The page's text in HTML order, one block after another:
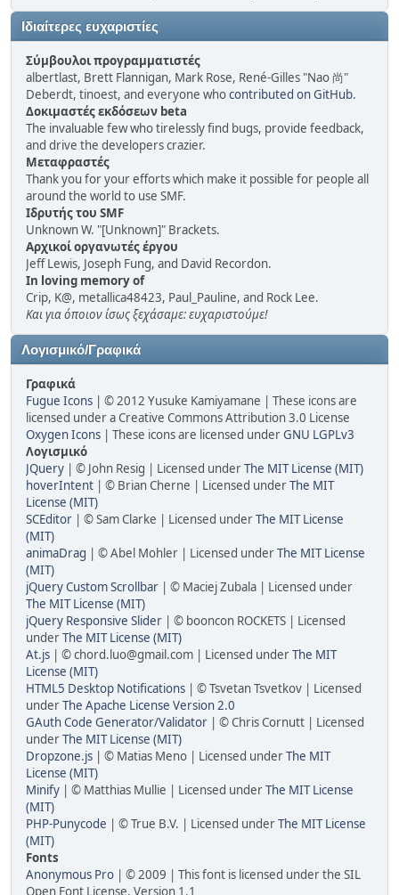
Ιδιαίτερες ευχαριστίες
Σύμβουλοι προγραμματιστές
albertlast, Brett Flannigan, Mark Rose, René-Gilles "Nao 尚"
Deberdt, tinoest, and everyone whocontributed on GitHub.
Δοκιμαστές εκδόσεων beta
The invaluable few who tirelessly find bugs, provide feedback,
and drive the developers crazier.
Μεταφραστές
Thank you for your efforts which make it possible for people all
around the world to use SMF.
Ιδρυτής του SMF
Unknown W. "[Unknown]" Brackets.
Αρχικοί οργανωτές έργου
Jeff Lewis, Joseph Fung, and David Recordon.
In loving memory of
Crip, K@, metallica48423, Paul_Pauline, and Rock Lee.
Και για όποιον ίσως ξεχάσαμε: ευχαριστούμε!
Λογισμικό/Γραφικά
Γραφικά
Fugue Icons | © 2012 Yusuke Kamiyamane | These icons are
licensed under a Creative Commons Attribution 3.0 License
Oxygen Icons | These icons are licensed underGNU LGPLv3
Λογισμικό
JQuery | © John Resig | Licensed underThe MIT License (MIT)
hoverIntent | © Brian Cherne | Licensed underThe MIT
License (MIT)
SCEditor | © Sam Clarke | Licensed underThe MIT License
(MIT)
animaDrag | © Abel Mohler | Licensed underThe MIT License
(MIT)
jQuery Custom Scrollbar | © Maciej Zubala | Licensed under
The MIT License (MIT)
jQuery Responsive Slider | © booncon ROCKETS | Licensed
underThe MIT License (MIT)
At.js | © chord.luo@gmail.com | Licensed underThe MIT
License (MIT)
HTML5 Desktop Notifications | © Tsvetan Tsvetkov | Licensed
underThe Apache License Version 2.0
GAuth Code Generator/Validator | © Chris Cornutt | Licensed
underThe MIT License (MIT)
Dropzone.js | © Matias Meno | Licensed underThe MIT
License (MIT)
Minify | © Matthias Mullie | Licensed underThe MIT License
(MIT)
PHP-Punycode | © True B.V. | Licensed underThe MIT License
(MIT)
Fonts
Anonymous Pro | © 2009 | This font is licensed under the SIL
Open Font License, Version 1.1